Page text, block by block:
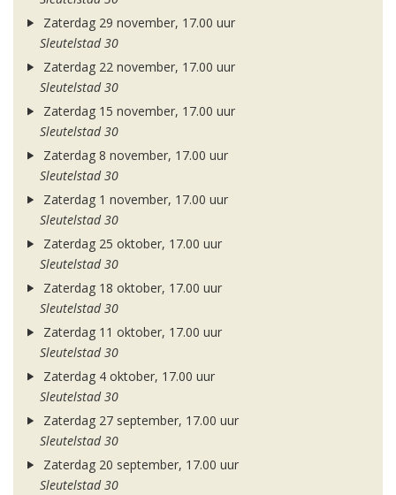
Zaterdag 29 november, 17.00 uur
Sleutelstad 30
Zaterdag 22 november, 17.00 uur
Sleutelstad 30
Zaterdag 15 november, 17.00 uur
Sleutelstad 30
Zaterdag 8 november, 17.00 uur
Sleutelstad 30
Zaterdag 1 november, 17.00 uur
Sleutelstad 30
Zaterdag 25 oktober, 17.00 uur
Sleutelstad 30
Zaterdag 18 oktober, 17.00 uur
Sleutelstad 30
Zaterdag 11 oktober, 17.00 uur
Sleutelstad 30
Zaterdag 4 oktober, 17.00 uur
Sleutelstad 30
Zaterdag 27 september, 17.00 uur
Sleutelstad 30
Zaterdag 20 september, 17.00 uur
Sleutelstad 30